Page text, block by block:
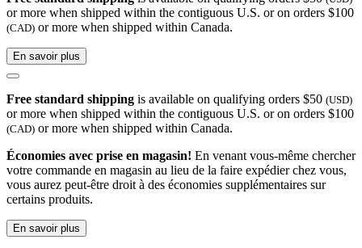
or more when shipped within the contiguous U.S. or on orders $100
(CAD) or more when shipped within Canada.
En savoir plus
Free standard shipping is available on qualifying orders $50 (USD)
or more when shipped within the contiguous U.S. or on orders $100
(CAD) or more when shipped within Canada.
Économies avec prise en magasin! En venant vous-même chercher
votre commande en magasin au lieu de la faire expédier chez vous,
vous aurez peut-être droit à des économies supplémentaires sur
certains produits.
En savoir plus